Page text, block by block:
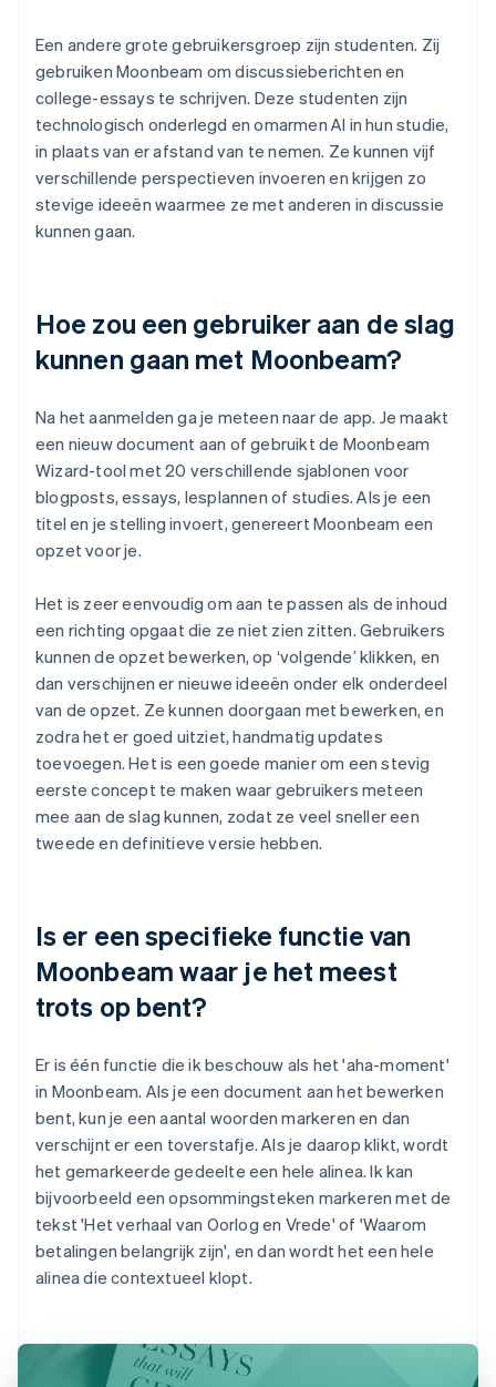
Een andere grote gebruikersgroep zijn studenten. Zij
gebruiken Moonbeam om discussieberichten en
college-essays te schrijven. Deze studenten zijn
technologisch onderlegd en omarmen AI in hun studie,
in plaats van er afstand van te nemen. Ze kunnen vijf
verschillende perspectieven invoeren en krijgen zo
stevige ideeën waarmee ze met anderen in discussie
kunnen gaan.
Hoe zou een gebruiker aan de slag
kunnen gaan met Moonbeam?
Na het aanmelden ga je meteen naar de app. Je maakt
een nieuw document aan of gebruikt de Moonbeam
Wizard-tool met 20 verschillende sjablonen voor
blogposts, essays, lesplannen of studies. Als je een
titel en je stelling invoert, genereert Moonbeam een
opzet voor je.
Het is zeer eenvoudig om aan te passen als de inhoud
een richting opgaat die ze niet zien zitten. Gebruikers
kunnen de opzet bewerken, op ‘volgende’ klikken, en
dan verschijnen er nieuwe ideeën onder elk onderdeel
van de opzet. Ze kunnen doorgaan met bewerken, en
zodra het er goed uitziet, handmatig updates
toevoegen. Het is een goede manier om een stevig
eerste concept te maken waar gebruikers meteen
mee aan de slag kunnen, zodat ze veel sneller een
tweede en definitieve versie hebben.
Is er een specifieke functie van
Moonbeam waar je het meest
trots op bent?
Er is één functie die ik beschouw als het 'aha-moment'
in Moonbeam. Als je een document aan het bewerken
bent, kun je een aantal woorden markeren en dan
verschijnt er een toverstafje. Als je daarop klikt, wordt
het gemarkeerde gedeelte een hele alinea. Ik kan
bijvoorbeeld een opsommingsteken markeren met de
tekst 'Het verhaal van Oorlog en Vrede' of 'Waarom
betalingen belangrijk zijn', en dan wordt het een hele
alinea die contextueel klopt.